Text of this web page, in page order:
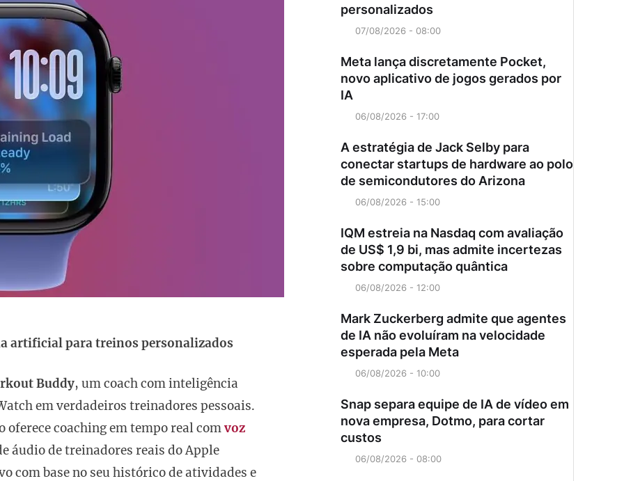
artificial para treinos personalizados
Buddy, um coach com inteligência
em verdadeiros treinadores pessoais.
coaching em tempo real comvoz
áudio de treinadores reais do Apple
com base no seu histórico de atividades e
personalizados
07/08/2026 - 08:00
Meta lança discretamente Pocket,
novo aplicativo de jogos gerados por
IA
06/08/2026 - 17:00
A estratégia de Jack Selby para
conectar startups de hardware ao polo
de semicondutores do Arizona
06/08/2026 - 15:00
IQM estreia na Nasdaq com avaliação
de US$ 1,9 bi, mas admite incertezas
sobre computação quântica
06/08/2026 - 12:00
Mark Zuckerberg admite que agentes
de IA não evoluíram na velocidade
esperada pela Meta
06/08/2026 - 10:00
Snap separa equipe de IA de vídeo em
nova empresa, Dotmo, para cortar
custos
06/08/2026 - 08:00